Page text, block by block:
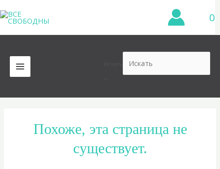
к
содержимому
0
MAIN
MENU
Похоже, эта страница не
существует.